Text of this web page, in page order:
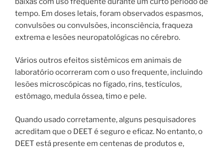
tempo. Em doses letais, foram observados espasmos,
convulsões ou convulsões, inconsciência, fraqueza
extrema e lesões neuropatológicas no cérebro.
Vários outros efeitos sistêmicos em animais de
laboratório ocorreram com o uso frequente, incluindo
lesões microscópicas no fígado, rins, testículos,
estômago, medula óssea, timo e pele.
Quando usado corretamente, alguns pesquisadores
acreditam que o DEET é seguro e eficaz. No entanto, o
DEET está presente em centenas de produtos e,